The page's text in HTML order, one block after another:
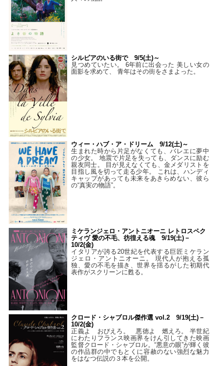
シルビアのいる街で 9/5(土)～
見つめていたい。 6年前に出会った 美しい女の
面影を求めて、 青年はその街をさまよった。
ウィー・ハブ・ア・ドリーム 9/12(土)～
生まれた時から片足がなくても、バレエに夢中
の少女。 地震で片足を失っても、ダンスに励む
親友同士。 目が見えなくても、金メダリストを
目指し風を切って走る少年。 これは、ハンディ
キャップがあっても未来をあきらめない、彼ら
の“真実の物語”。
ミケランジェロ・アントニオーニ レトロスペク
ティヴ 愛の不毛、彷徨える魂 9/19(土)－
10/2(金)
イタリアが誇る20世紀を代表する巨匠ミケラン
ジェロ・アントニオーニ。 現代人が抱える孤
独、愛の不毛を描き、世界を揺るがした初期代
表作がスクリーンに甦る。
クロード・シャブロル傑作選 vol.2 9/19(土)－
10/2(金)
正義よ おびえろ。 悪徳よ 燃えろ。 半世紀
にわたりフランス映画界をけん引してきた映画
監督クロード・シャブロル。“悪意の眼”が輝く彼
の作品群の中でもとくに容赦のない強烈な魅力
をはなつ伝説の３本を公開。